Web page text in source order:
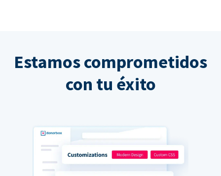
Estamos comprometidos
con tu éxito